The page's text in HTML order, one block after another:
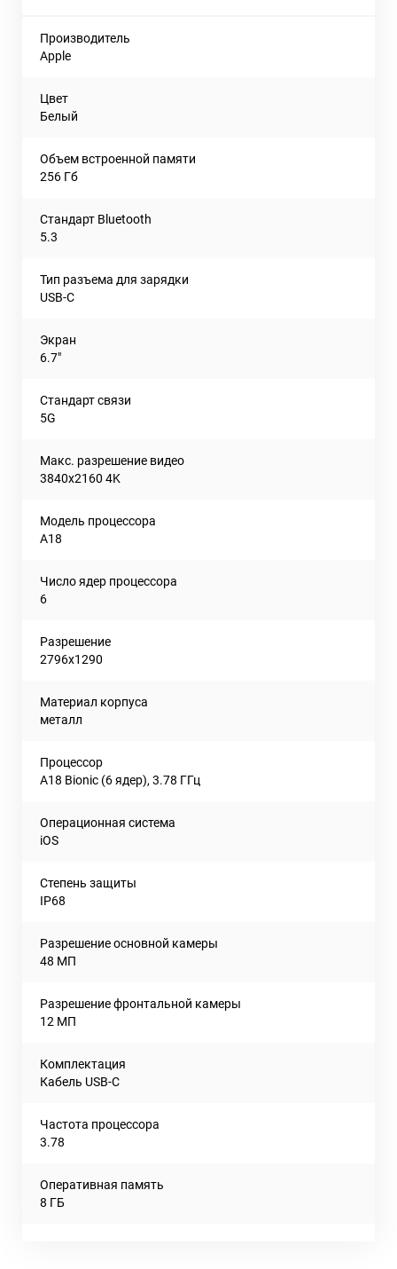
Производитель
Apple
Цвет
Белый
Объем встроенной памяти
256 Гб
Стандарт Bluetooth
5.3
Тип разъема для зарядки
USB-C
Экран
6.7"
Стандарт связи
5G
Макс. разрешение видео
3840x2160 4K
Модель процессора
A18
Число ядер процессора
6
Разрешение
2796x1290
Материал корпуса
металл
Процессор
A18 Bionic (6 ядер), 3.78 ГГц
Операционная система
iOS
Степень защиты
IP68
Разрешение основной камеры
48 МП
Разрешение фронтальной камеры
12 МП
Комплектация
Кабель USB-C
Частота процессора
3.78
Оперативная память
8 ГБ